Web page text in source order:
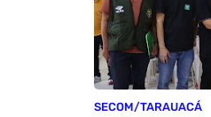
SECOM/TARAUACÁ